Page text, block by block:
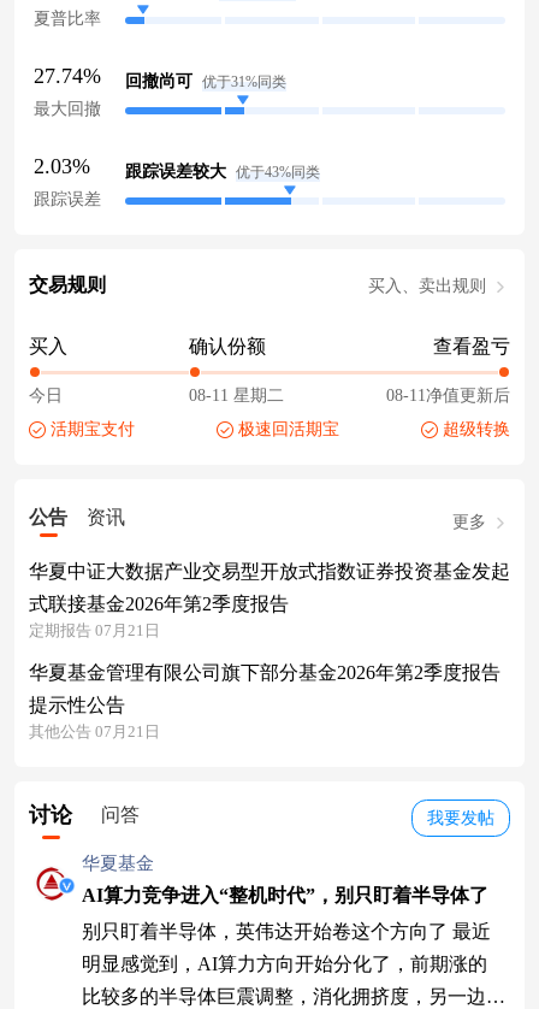
夏普比率
27.74%
最大回撤
回撤尚可 优于31%同类
2.03%
跟踪误差
跟踪误差较大 优于43%同类
交易规则 买入、卖出规则
买入
今日
确认份额
08-11 星期二
查看盈亏
08-11净值更新后
活期宝支付
极速回活期宝 超级转换
公告 资讯 更多
华夏中证大数据产业交易型开放式指数证券投资基金发起
式联接基金2026年第2季度报告
定期报告 07月21日
华夏基金管理有限公司旗下部分基金2026年第2季度报告
提示性公告
其他公告 07月21日
我要发帖
讨论 问答
华夏基金
AI算力竞争进入“整机时代”，别只盯着半导体了
别只盯着半导体，英伟达开始卷这个方向了 最近
明显感觉到，AI算力方向开始分化了，前期涨的
比较多的半导体巨震调整，消化拥挤度，另一边，